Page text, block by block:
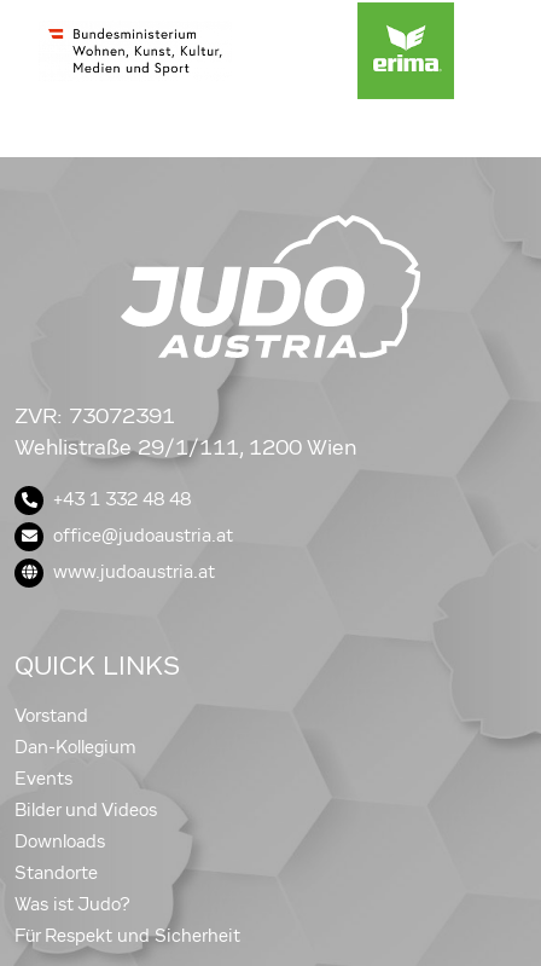
ZVR: 73072391
Wehlistraße 29/1/111, 1200 Wien
+43 1 332 48 48
office@judoaustria.at
www.judoaustria.at
QUICK LINKS
Vorstand
Dan-Kollegium
Events
Bilder und Videos
Downloads
Standorte
Was ist Judo?
Für Respekt und Sicherheit